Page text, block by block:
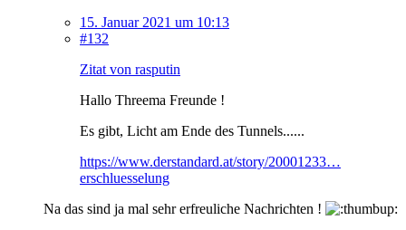
15. Januar 2021 um 10:13
#132
Zitat von rasputin
Hallo Threema Freunde !
Es gibt, Licht am Ende des Tunnels......
https://www.derstandard.at/story/20001233…
erschluesselung
Na das sind ja mal sehr erfreuliche Nachrichten !